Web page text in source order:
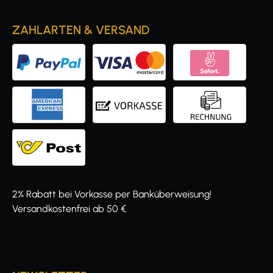
ZAHLARTEN & VERSAND
2% Rabatt bei Vorkasse per Banküberweisung!
Versandkostenfrei ab 50 €